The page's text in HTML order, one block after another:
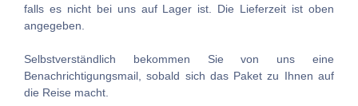
falls es nicht bei uns auf Lager ist. Die Lieferzeit ist oben
angegeben.
Selbstverständlich bekommen Sie von uns eine
Benachrichtigungsmail, sobald sich das Paket zu Ihnen auf
die Reise macht.